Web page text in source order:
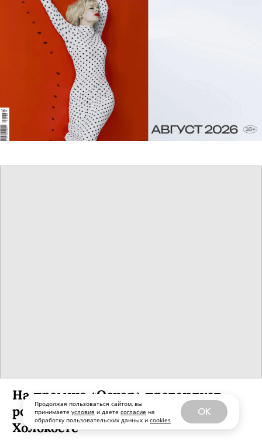
Продолжая пользоваться сайтом, вы
принимаете условия и даете согласие на
обработку пользовательских данных и cookies
OK
На премию «Оскар» претендует
российская короткометражка о
Холокосте